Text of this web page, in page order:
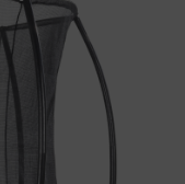
Federn völlig
versehen,
kann. Die kräftigen
Rahmen des Silhouette
sodass Rost keine
EXIT Silhouette